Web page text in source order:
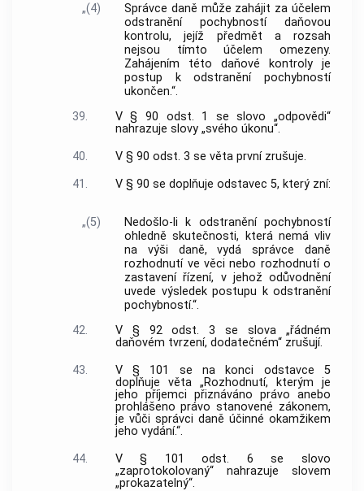
„(4)
Správce daně může zahájit za účelem
odstranění pochybností daňovou
kontrolu, jejíž předmět a rozsah
nejsou tímto účelem omezeny.
Zahájením této daňové kontroly je
postup k odstranění pochybností
ukončen.“.
39.
V § 90 odst. 1 se slovo „odpovědi“
nahrazuje slovy „svého úkonu“.
40.
V § 90 odst. 3 se věta první zrušuje.
41.
V § 90 se doplňuje odstavec 5, který zní:
„(5)
Nedošlo-li k odstranění pochybností
ohledně skutečnosti, která nemá vliv
na výši daně, vydá správce daně
rozhodnutí ve věci nebo rozhodnutí o
zastavení řízení, v jehož odůvodnění
uvede výsledek postupu k odstranění
pochybností.“.
42.
V § 92 odst. 3 se slova „řádném
daňovém tvrzení, dodatečném“ zrušují.
43.
V § 101 se na konci odstavce 5
doplňuje věta „Rozhodnutí, kterým je
jeho příjemci přiznáváno právo anebo
prohlášeno právo stanovené zákonem,
je vůči správci daně účinné okamžikem
jeho vydání.“.
44.
V § 101 odst. 6 se slovo
„zaprotokolovaný“ nahrazuje slovem
„prokazatelný“.